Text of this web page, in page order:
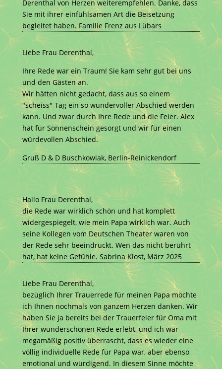
Derenthal von Herzen weiterempfehlen. Danke, dass
Sie mit ihrer einfühlsamen Art die Beisetzung
begleitet haben. Familie Frenz aus Lübars
Liebe Frau Derenthal,
Ihre Rede war ein Traum! Sie kam sehr gut bei uns
und den Gästen an.
Wir hätten nicht gedacht, dass aus so einem
"scheiss" Tag ein so wundervoller Abschied werden
kann. Und zwar durch Ihre Rede und die Feier. Alex
hat für Sonnenschein gesorgt und wir für einen
würdevollen Abschied.
Gruß D & D Buschkowiak, Berlin-Reinickendorf
Hallo Frau Derenthal,
die Rede war wirklich schön und hat komplett
widergespiegelt, wie mein Papa wirklich war. Auch
seine Kollegen vom Deutschen Theater waren von
der Rede sehr beeindruckt. Wen das nicht berührt
hat, hat keine Gefühle. Sabrina Klost, März 2025
Liebe Frau Derenthal,
bezüglich Ihrer Trauerrede für meinen Papa möchte
ich Ihnen nochmals von ganzem Herzen danken. Wir
haben Sie ja bereits bei der Trauerfeier für Oma mit
Ihrer wunderschönen Rede erlebt, und ich war
megamäßig positiv überrascht, dass es wieder eine
völlig individuelle Rede für Papa war, aber ebenso
emotional und würdigend. In diesem Sinne möchte